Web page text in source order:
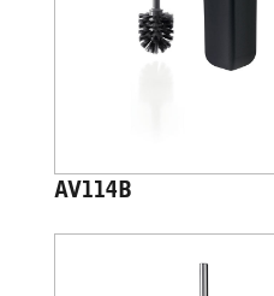
AV114B